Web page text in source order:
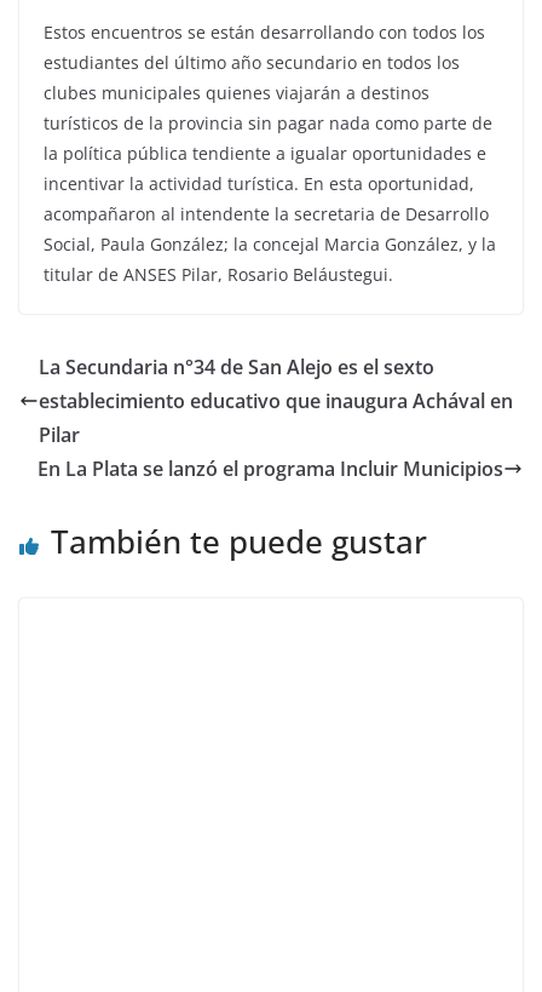
Estos encuentros se están desarrollando con todos los
estudiantes del último año secundario en todos los
clubes municipales quienes viajarán a destinos
turísticos de la provincia sin pagar nada como parte de
la política pública tendiente a igualar oportunidades e
incentivar la actividad turística. En esta oportunidad,
acompañaron al intendente la secretaria de Desarrollo
Social, Paula González; la concejal Marcia González, y la
titular de ANSES Pilar, Rosario Beláustegui.
La Secundaria n°34 de San Alejo es el sexto
establecimiento educativo que inaugura Achával en
Pilar
En La Plata se lanzó el programa Incluir Municipios
También te puede gustar